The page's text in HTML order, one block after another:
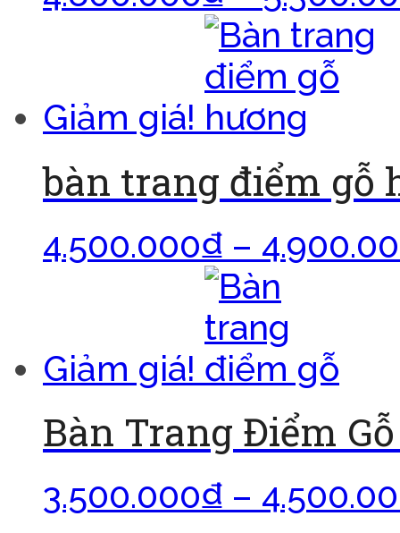
Giảm giá!
bàn trang điểm gỗ
4.500.000₫ –
Giảm giá!
Bàn Trang Điểm
3.500.000₫ –